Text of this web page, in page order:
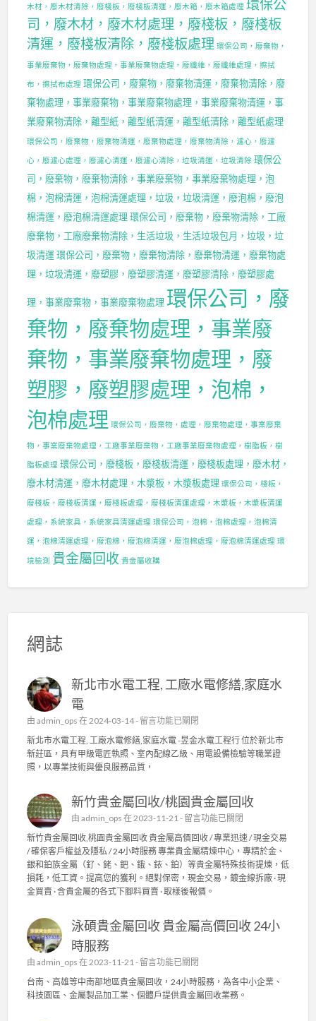
木材，廢木材清除，廢棧板，廢棧板清運，廢木箱，廢木箱處理 環保公
司，廢木材，廢木材處理，廢棧板，廢棧板
清運，廢棧板清除，廢棧板處理 環保公司，廢棄物，
事業廢棄物，廢棄物處理，事業廢棄物處理，廢纖維，廢纖維處理，擦拭
布，擦拭布處理 環保公司，廢棄物，廢棄物清運，廢棄物清除，廢
棄物處理，事業廢棄物，事業廢棄物處理，事業廢棄物清運，事
業廢棄物清除，離型紙，離型紙清運，離型紙清除，離型紙處理
環保公司，廢棄物，廢棄物清運，廢棄物處理，廢棄物清除，濾心，廢濾
心，廢濾心處理，廢濾心清運，廢濾心清除，垃圾清運，垃圾清除 環保公
司，廢棄物，廢棄物清除，事業廢棄物，事業廢棄物處理，泡
棉，泡棉清運，泡棉清運處理，垃圾，垃圾清運，廢泡棉，廢泡
棉清運，廢泡棉清運處理 環保公司，廢棄物，廢棄物清除，工廠
廢棄物，工廠廢棄物清除，生活垃圾，生活垃圾包月，垃圾，垃
圾清運 環保公司，廢棄物，廢棄物清除，廢棄物清運，廢棄物處
理，垃圾清運，廢塑膠，廢塑膠清運，廢塑膠清除，廢塑膠處
理，事業廢棄物，事業廢棄物處理 環保公司，廢
棄物，廢棄物處理，事業廢
棄物，事業廢棄物處理，廢
塑膠，廢塑膠處理，泡棉，
泡棉處理 環保公司，廢棄物，處理，廢棄物處理，事業廢棄
物，事業廢棄物處理，工廠事業廢棄物，工廠事業廢棄物處理，樹脂板，樹
脂板處理 環保公司，廢棧板，廢棧板清運，廢棧板處理，廢木材，
廢木材清運，廢木材處理，木漿板，木漿板處理 環保公司，棧板，
廢棧板，廢棧板清運，廢棧板處理，廢棧板清運處理，木漿板，木漿板清運
處理，系統家具，系統家具清運處理 環保公司，泡棉，泡棉處理，泡棉清
運，泡棉清運處理，廢泡棉，廢泡棉清運，廢泡棉處理，廢泡棉清運處理 環
境檢測 貴金屬回收 貴金屬收購
網誌
新北市水電工程, 工廠水電修繕,家庭水
電
由 admin_ops 在 2024-03-14 - 在
〈
新
北
市
電
工
,
工
廠
水
電
繕
,
庭
水
電
〉
留言功能已關閉
新北市水電工程, 工廠水電修繕,家庭水電 -昱金水電工程行 位於新北市
新莊區，具有甲級電匠執照、室內配線乙級、用電設備檢驗等職業證
照，以專業技術與優良服務品質，
新竹貴金屬回收/桃園貴金屬回收
由admin_ops 在 2023-11-21 - 在
〈
新
竹
貴
金
屬
收
園
貴
金
留言功能已關閉
新竹貴金屬回收,桃園貴金屬回收 貴金屬高價回收 / 專業迅速 / 現金交易
/ 確保客戶權益及隱私 / 24小時服務 專業貴金屬精煉中心，專精於金、
銀和鉑族金屬（釕、銠、鈀、鋨、銥、鉑）等貴金屬特殊技術提煉，低
損耗，低工資。提高您的獲利。絕對保密，現金交易，鍍金線拆廠 · 現
金買賣 · 含貴金屬的各式下腳料買賣 · 取樣後報價。
泳碩貴金屬回收 貴金屬高價回收 24小
時服務
由 admin_ops 在 2023-11-21 - 在
〈
泳
碩
留言功能已關閉
台南、高雄等中南部地區貴金屬回收，24小時服務，為各中小企業、
科技園區、金屬製品加工業、個體戶提供貴金屬回收業務。